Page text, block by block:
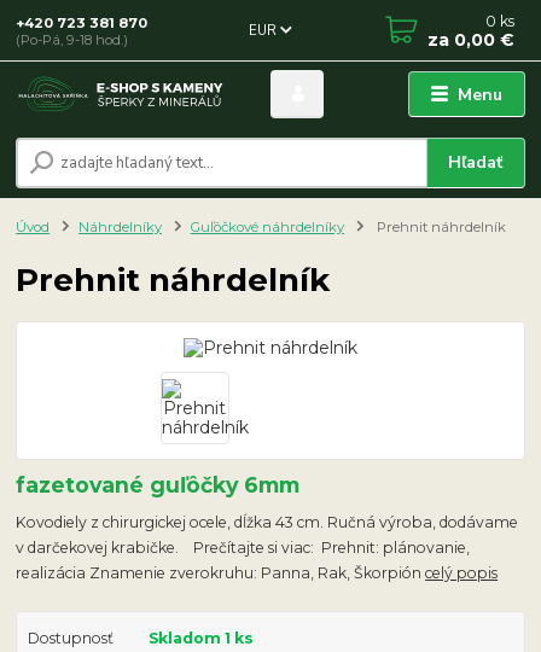
Menu
EUR
Hľadať
+420 723 381 870
(Po-Pá, 9-18 hod.)
0 ks
za 0,00 €
Úvod Náhrdelníky Guľôčkové náhrdelníky Prehnit náhrdelník
Prehnit náhrdelník
fazetované guľôčky 6mm
Kovodiely z chirurgickej ocele, dĺžka 43 cm. Ručná výroba, dodávame
v darčekovej krabičke. Prečítajte si viac: Prehnit: plánovanie,
realizácia Znamenie zverokruhu: Panna, Rak, Škorpióncelý popis
Dostupnosť Skladom 1 ks